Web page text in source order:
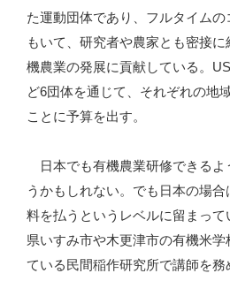
た運動団体であり、フルタイムの
もいて、研究者や農家とも密接
機農業の発展に貢献している。
ど6団体を通じて、それぞれの地
ことに予算を出す。
日本でも有機農業研修できるよ
うかもしれない。でも日本の場
料を払うというレベルに留まっ
県いすみ市や木更津市の有機米
ている民間稲作研究所で講師を